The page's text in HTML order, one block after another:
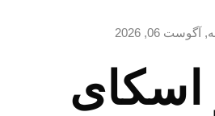
06, 2026
اسکای